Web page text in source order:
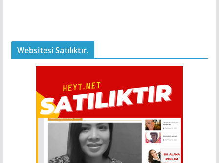
Websitesi Satılıktır.